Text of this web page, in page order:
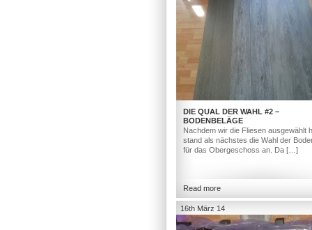
DIE QUAL DER WAHL #2 –
BODENBELÄGE
Nachdem wir die Fliesen ausgewählt
stand als nächstes die Wahl der
für das Obergeschoss an. Da […]
Read more
16th März 14